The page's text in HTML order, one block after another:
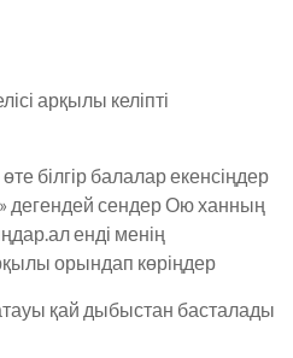
арқылы келіпті
білгір балалар екенсіңдер
сендер Ою ханның
енді менің
орындап көріңдер
қай дыбыстан басталады